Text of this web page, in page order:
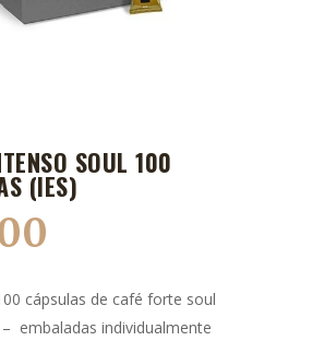
SOUL 100
(IES)
cápsulas de café forte soul
– embaladas individualmente